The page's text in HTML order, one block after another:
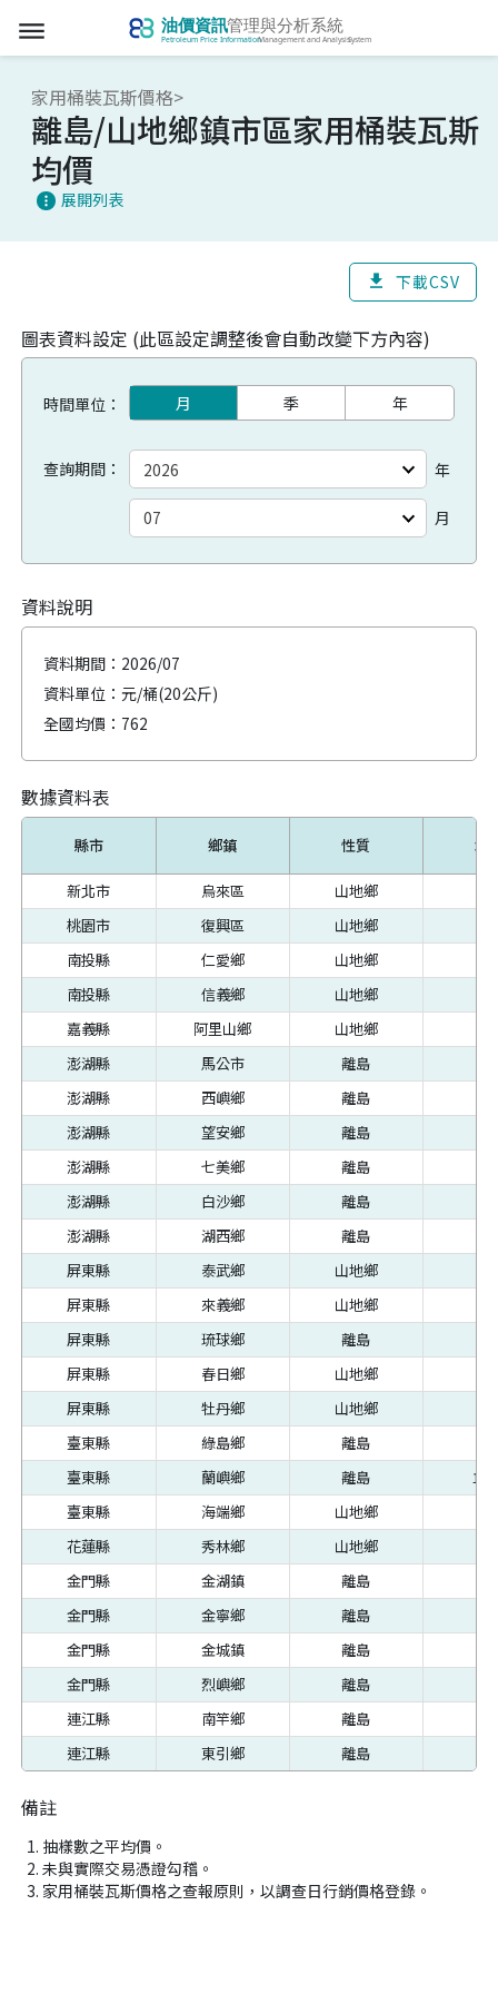
dehaze
家用桶裝瓦斯價格>
離島/山地鄉鎮市區家用桶裝瓦斯
均價
more_vert 展開列表
download 下載CSV
圖表資料設定 (此區設定調整後會自動改變下方內容)
時間單位： 月 季 年
查詢期間： 年
月
資料說明
資料期間： 2026/07
資料單位：元/桶(20公斤)
全國均價： 762
數據資料表
縣市 鄉鎮 性質 均
新北市 烏來區 山地鄉
桃園市
復興區 山地鄉
南投縣
仁愛鄉 山地鄉
南投縣
信義鄉 山地鄉
嘉義縣
阿里山鄉 山地鄉
澎湖縣
馬公市 離島
澎湖縣
西嶼鄉 離島
澎湖縣
望安鄉 離島
澎湖縣
七美鄉 離島
澎湖縣
白沙鄉 離島
澎湖縣
湖西鄉 離島
屏東縣
泰武鄉 山地鄉
屏東縣
來義鄉 山地鄉
屏東縣
琉球鄉 離島
屏東縣
春日鄉 山地鄉
屏東縣
牡丹鄉 山地鄉
臺東縣
綠島鄉 離島
臺東縣
蘭嶼鄉 離島
臺東縣
海端鄉 山地鄉
花蓮縣
秀林鄉 山地鄉
金門縣
金湖鎮 離島
金門縣
金寧鄉 離島
金門縣
金城鎮 離島
金門縣
烈嶼鄉 離島
連江縣
南竿鄉 離島
連江縣
東引鄉 離島
備註
抽樣數之平均價。
未與實際交易憑證勾稽。
家用桶裝瓦斯價格之查報原則，以調查日行銷價格登錄。